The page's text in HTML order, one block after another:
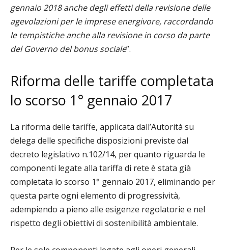
gennaio 2018 anche degli effetti della revisione delle
agevolazioni per le imprese energivore, raccordando
le tempistiche anche alla revisione in corso da parte
del Governo del bonus sociale”.
Riforma delle tariffe completata
lo scorso 1° gennaio 2017
La riforma delle tariffe, applicata dall’Autorità su
delega delle specifiche disposizioni previste dal
decreto legislativo n.102/14, per quanto riguarda le
componenti legate alla tariffa di rete è stata già
completata lo scorso 1° gennaio 2017, eliminando per
questa parte ogni elemento di progressività,
adempiendo a pieno alle esigenze regolatorie e nel
rispetto degli obiettivi di sostenibilità ambientale.